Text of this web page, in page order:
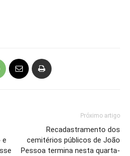
e
Próximo artigo
Recadastramento dos
cemitérios públicos de João
Pessoa termina nesta quarta-